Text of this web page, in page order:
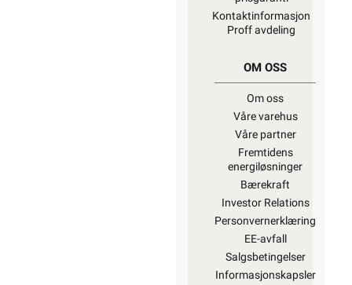
Kontaktinformasjon
Proff avdeling
OM OSS
Om oss
Våre varehus
Våre partner
Fremtidens
energiløsninger
Bærekraft
Investor Relations
Personvernerklæring
EE-avfall
Salgsbetingelser
Informasjonskapsler